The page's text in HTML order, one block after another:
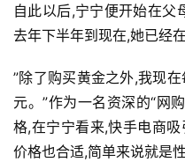
自此以后,宁宁便开始在父
去年下半年到现在,她已经
”除了购买黄金之外,我现
元。”作为一名资深的“网
格,在宁宁看来,快手电商
价格也合适,简单来说就是